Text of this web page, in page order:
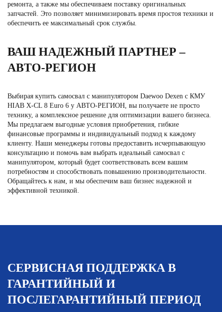
ремонта, а также мы обеспечиваем поставку оригинальных
запчастей. Это позволяет минимизировать время простоя техники и
обеспечить ее максимальный срок службы.
ВАШ НАДЕЖНЫЙ ПАРТНЕР –
АВТО-РЕГИОН
Выбирая купить самосвал с манипулятором Daewoo Dexen с КМУ
HIAB X-CL 8 Euro 6 у АВТО-РЕГИОН, вы получаете не просто
технику, а комплексное решение для оптимизации вашего бизнеса.
Мы предлагаем выгодные условия приобретения, гибкие
финансовые программы и индивидуальный подход к каждому
клиенту. Наши менеджеры готовы предоставить исчерпывающую
консультацию и помочь вам выбрать идеальный самосвал с
манипулятором, который будет соответствовать всем вашим
потребностям и способствовать повышению производительности.
Обращайтесь к нам, и мы обеспечим ваш бизнес надежной и
эффективной техникой.
СЕРВИСНАЯ ПОДДЕРЖКА В
ГАРАНТИЙНЫЙ И
ПОСЛЕГАРАНТИЙНЫЙ ПЕРИОД